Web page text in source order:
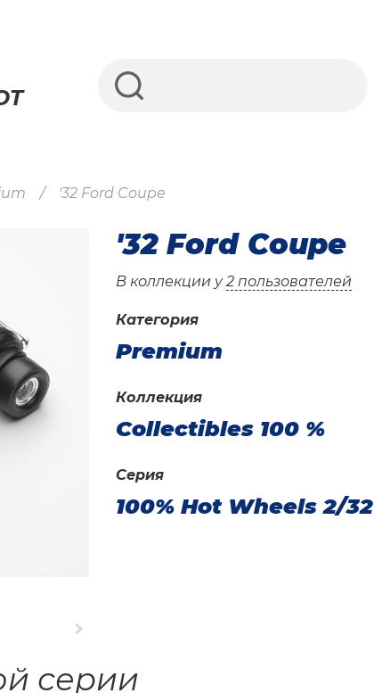
'32 Ford Coupe
'32 Ford Coupe
В коллекции у2 пользователей
Категория
Premium
Коллекция
Collectibles 100 %
Серия
100% Hot Wheels 2/32
серии